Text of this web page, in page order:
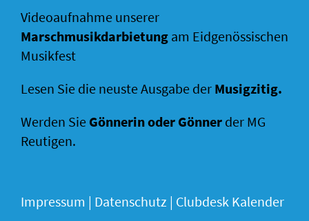
Videoaufnahme unserer
Marschmusikdarbietung am Eidgenössischen
Musikfest
Lesen Sie die neuste Ausgabe der Musigzitig.
Werden Sie Gönnerin oder Gönner der MG
Reutigen.
Impressum | Datenschutz | Clubdesk Kalender